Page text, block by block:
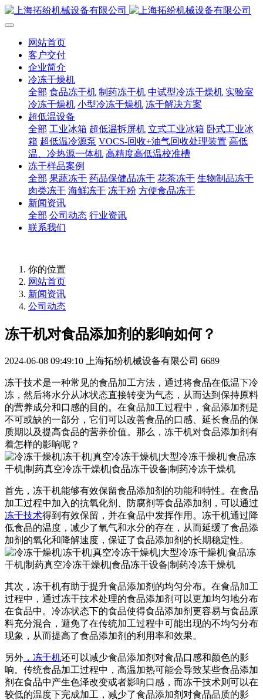
网站首页
客户交付
企业简介
冷冻干燥机
全部 食品冻干机 制药冻干机 中试型冷冻干燥机 实验室
冷冻干燥机 小型冷冻干燥机 冻干解决方案
超低温设备
全部 工业冰箱 超低温拆屏机 立式工业冰箱 卧式工业冰
箱 超低温冷源泵 VOCS-回收+油气回收处理装置 高低
温、冷热源一体机 高精度高低温校准槽
冻干样品案例
全部 果蔬冻干 药品保健品冻干 花茶冻干 生物制品冻干
肉类冻干 海鲜冻干 冻干粉 方便食品冻干
新闻资讯
全部 公司动态 行业资讯
联系我们
你的位置
网站首页
新闻资讯
公司动态
冻干机对食品添加剂的影响如何？
2024-06-08 09:49:10 上海拓纷机械设备有限公司 6689
冻干技术是一种常见的食品加工方法，通过将食品在低温下冷
冻，然后将水分从冰状态直接转变为气态，从而达到保持原料
的营养成分和口感的目的。在食品加工过程中，食品添加剂是
不可或缺的一部分，它们可以改善食品的口感、延长食品的保
质期以及提高食品的营养价值。那么，冻干机对食品添加剂有
着怎样的影响呢？
首先，冻干机能够有效保留食品添加剂的功能和特性。在食品
加工过程中加入的抗氧化剂、防腐剂等食品添加剂，可以通过
冻干技术得到有效保留，并在食品中发挥作用。冻干机通过降
低食品的温度，减少了氧气和水分的存在，从而延缓了食品添
加剂的氧化和降解速度，保证了食品添加剂的长期稳定性。
其次，冻干机有助于提升食品添加剂的均匀分布。在食品加工
过程中，通过冻干技术处理的食品添加剂可以更加均匀地分布
在食品中。冷冻状态下的食品使得食品添加剂更容易与食品原
料充分混合，避免了在传统加工过程中可能出现的不均匀分布
现象，从而提高了食品添加剂的利用率和效果。
另外 ，冻干机还可以减少食品添加剂对食品口感和颜色的影
响。传统食品加工过程中，高温加热可能会导致某些食品添加
剂在食品中产生色泽改变或者影响口感，而冻干技术则可以在
较低的温度下完成加工，减少了食品添加剂对食品品质的影